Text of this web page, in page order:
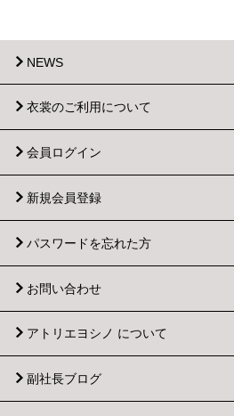
NEWS
衣裳のご利用について
会員ログイン
新規会員登録
パスワードを忘れた方
お問い合わせ
アトリエヨシノ について
副社長ブログ